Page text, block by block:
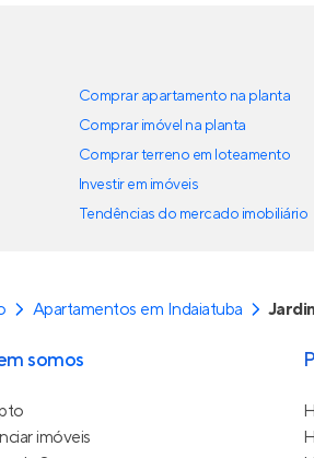
Comprar apartamento na planta
Comprar imóvel na planta
Comprar terreno em loteamento
Investir em imóveis
Tendências do mercado imobiliário
Apartamentos em Indaiatuba
somos
imóveis